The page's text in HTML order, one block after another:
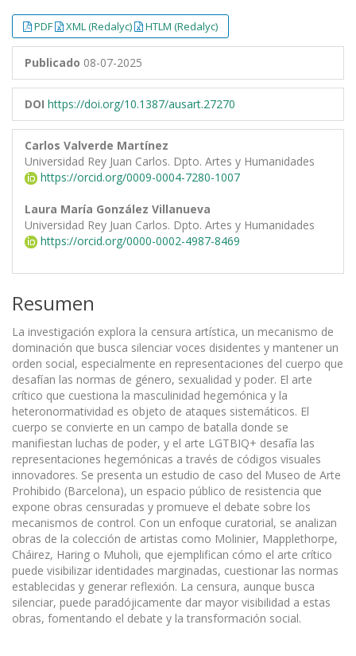
PDF XML (Redalyc) HTLM (Redalyc)
Publicado 08-07-2025
DOI https://doi.org/10.1387/ausart.27270
Carlos Valverde Martínez
Universidad Rey Juan Carlos. Dpto. Artes y Humanidades
https://orcid.org/0009-0004-7280-1007
Laura María González Villanueva
Universidad Rey Juan Carlos. Dpto. Artes y Humanidades
https://orcid.org/0000-0002-4987-8469
Resumen
La investigación explora la censura artística, un mecanismo de
dominación que busca silenciar voces disidentes y mantener un
orden social, especialmente en representaciones del cuerpo que
desafían las normas de género, sexualidad y poder. El arte
crítico que cuestiona la masculinidad hegemónica y la
heteronormatividad es objeto de ataques sistemáticos. El
cuerpo se convierte en un campo de batalla donde se
manifiestan luchas de poder, y el arte LGTBIQ+ desafía las
representaciones hegemónicas a través de códigos visuales
innovadores. Se presenta un estudio de caso del Museo de Arte
Prohibido (Barcelona), un espacio público de resistencia que
expone obras censuradas y promueve el debate sobre los
mecanismos de control. Con un enfoque curatorial, se analizan
obras de la colección de artistas como Molinier, Mapplethorpe,
Cháirez, Haring o Muholi, que ejemplifican cómo el arte crítico
puede visibilizar identidades marginadas, cuestionar las normas
establecidas y generar reflexión. La censura, aunque busca
silenciar, puede paradójicamente dar mayor visibilidad a estas
obras, fomentando el debate y la transformación social.